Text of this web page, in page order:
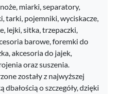
miarki, separatory,
tarki, pojemniki, wyciskacze,
lejki, sitka, trzepaczki,
barowe, foremki do
akcesoria do jajek,
oraz suszenia.
zostały z najwyższej
dbałością o szczegóły, dzięki